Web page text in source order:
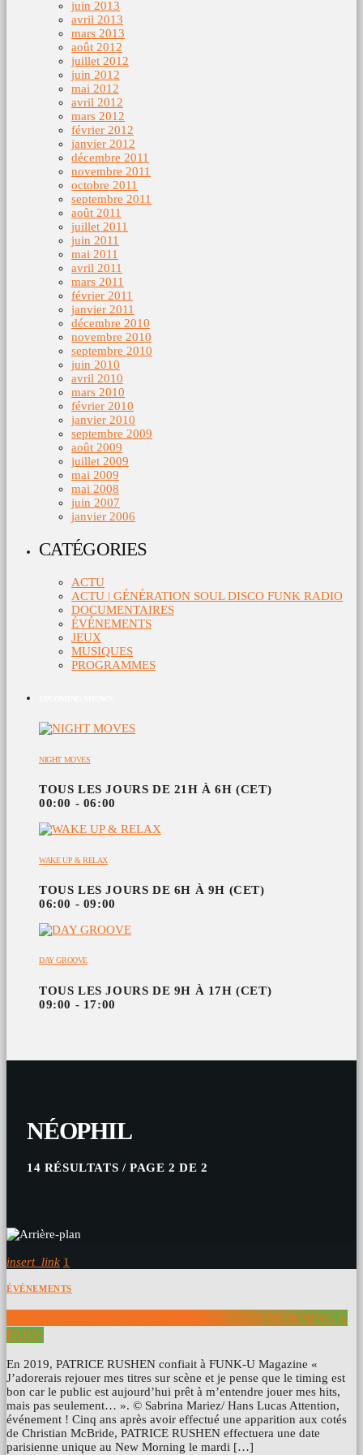
juin 2013
avril 2013
mars 2013
août 2012
juillet 2012
juin 2012
mai 2012
avril 2012
mars 2012
février 2012
janvier 2012
décembre 2011
novembre 2011
octobre 2011
septembre 2011
août 2011
juillet 2011
juin 2011
mai 2011
avril 2011
mars 2011
février 2011
janvier 2011
décembre 2010
novembre 2010
septembre 2010
juin 2010
avril 2010
mars 2010
février 2010
janvier 2010
septembre 2009
août 2009
juillet 2009
mai 2009
mai 2008
juin 2007
janvier 2006
CATÉGORIES
ACTU
ACTU | GÉNÉRATION SOUL DISCO FUNK RADIO
DOCUMENTAIRES
ÉVÉNEMENTS
JEUX
MUSIQUES
PROGRAMMES
NIGHT MOVES
TOUS LES JOURS DE 21H À 6H (CET)
00:00 - 06:00
WAKE UP & RELAX
TOUS LES JOURS DE 6H À 9H (CET)
06:00 - 09:00
DAY GROOVE
TOUS LES JOURS DE 9H À 17H (CET)
09:00 - 17:00
NÉOPHIL
14 RÉSULTATS / PAGE 2 DE 2
insert_link 1
ÉVÉNEMENTS
PATRICE RUSHEN EN CONCERT AU NEW MORNING À
PARIS
En 2019, PATRICE RUSHEN confiait à FUNK-U Magazine «
J’adorerais rejouer mes titres sur scène et je pense que le timing est
bon car le public est aujourd’hui prêt à m’entendre jouer mes hits,
mais pas seulement… ». © Sabrina Mariez/ Hans Lucas Attention,
événement ! Cinq ans après avoir effectué une apparition aux cotés
de Christian McBride, PATRICE RUSHEN effectuera une date
parisienne unique au New Morning le mardi […]